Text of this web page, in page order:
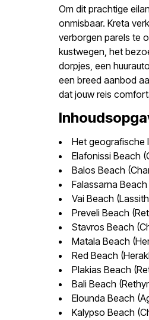
Om dit prachtige
onmisbaar. Kreta
verborgen parels te
kustwegen, het
dorpjes, een
een breed aanbod
dat jouw reis
Het geografische
Elafonissi Beach
Balos Beach
Falassarna
Vai Beach
Preveli Beach
Stavros Beach
Matala Beach
Red Beach
Plakias Beach
Bali Beach
Elounda Beach
Kalypso Beach